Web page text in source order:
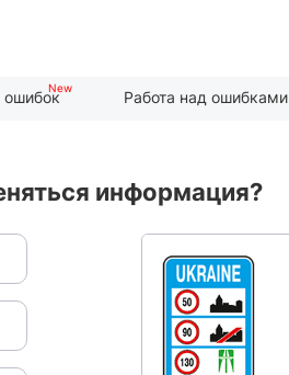
ошибок Работа над ошибками
информация?